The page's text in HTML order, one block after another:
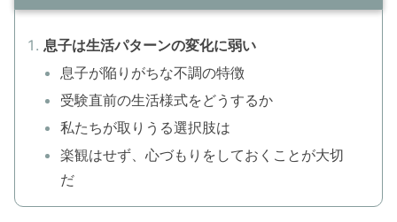
息子は生活パターンの変化に弱い
息子が陥りがちな不調の特徴
受験直前の生活様式をどうするか
私たちが取りうる選択肢は
楽観はせず、心づもりをしておくことが大切
だ